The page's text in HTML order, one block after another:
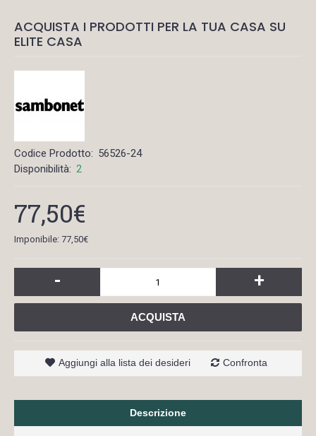
ACQUISTA I PRODOTTI PER LA TUA CASA SU
ELITE CASA
Codice Prodotto: 56526-24
Disponibilità: 2
77,50€
Imponibile: 77,50€
- +
ACQUISTA
Aggiungi alla lista dei desideri Confronta
Descrizione